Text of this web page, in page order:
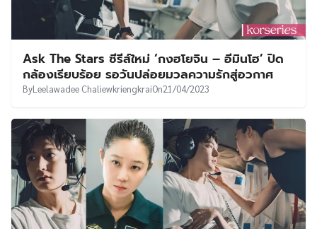
Ask The Stars ซีรีส์ใหม่ ‘กงฮโยจิน – อีมินโฮ’ ปิด
กล้องเรียบร้อย รอวันปล่อยมวลความรักสู่อวกาศ
ByLeelawadee ChaliewkriengkraiOn21/04/2023